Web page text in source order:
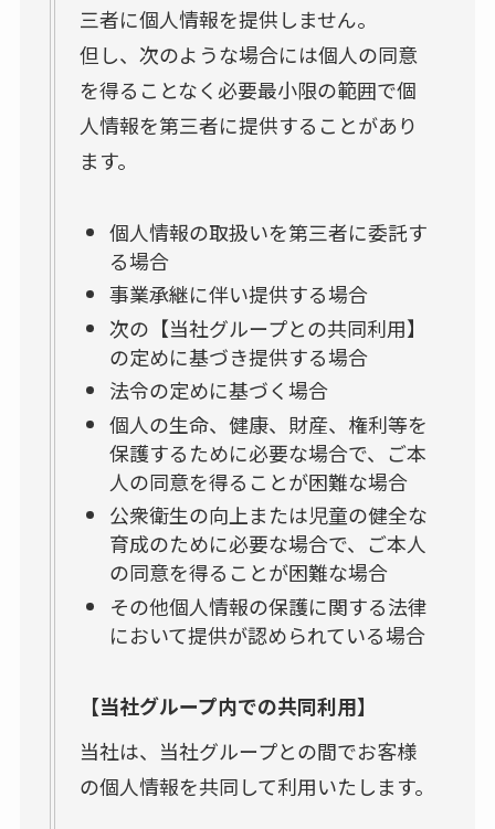
三者に個人情報を提供しません。
但し、次のような場合には個人の同意
を得ることなく必要最小限の範囲で個
人情報を第三者に提供することがあり
ます。
個人情報の取扱いを第三者に委託す
る場合
事業承継に伴い提供する場合
次の【当社グループとの共同利用】
の定めに基づき提供する場合
法令の定めに基づく場合
個人の生命、健康、財産、権利等を
保護するために必要な場合で、ご本
人の同意を得ることが困難な場合
公衆衛生の向上または児童の健全な
育成のために必要な場合で、ご本人
の同意を得ることが困難な場合
その他個人情報の保護に関する法律
において提供が認められている場合
【当社グループ内での共同利用】
当社は、当社グループとの間でお客様
の個人情報を共同して利用いたします。